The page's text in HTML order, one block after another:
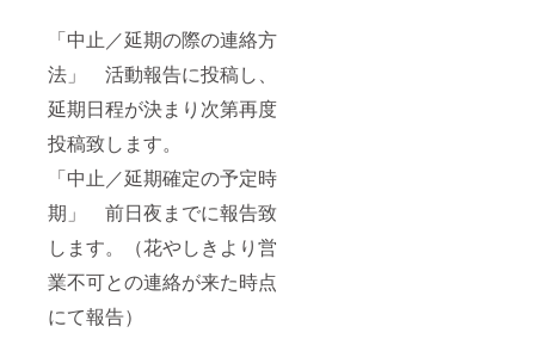
「中止／延期の際の連絡方
法」 活動報告に投稿し、
延期日程が決まり次第再度
投稿致します。
「中止／延期確定の予定時
期」 前日夜までに報告致
します。（花やしきより営
業不可との連絡が来た時点
にて報告）